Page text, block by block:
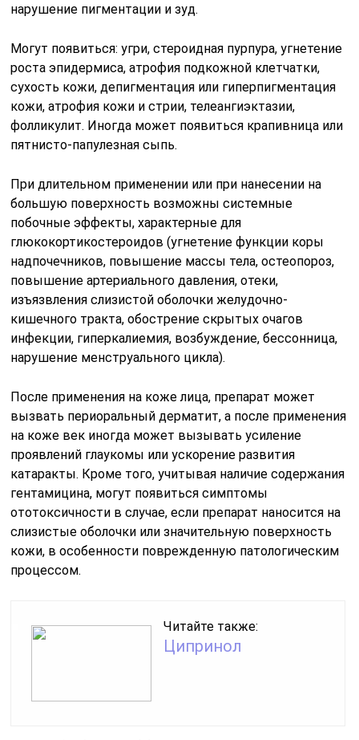
нарушение пигментации и зуд.
Могут появиться: угри, стероидная пурпура, угнетение
роста эпидермиса, атрофия подкожной клетчатки,
сухость кожи, депигментация или гиперпигментация
кожи, атрофия кожи и стрии, телеангиэктазии,
фолликулит. Иногда может появиться крапивница или
пятнисто-папулезная сыпь.
При длительном применении или при нанесении на
большую поверхность возможны системные
побочные эффекты, характерные для
глюкокортикостероидов (угнетение функции коры
надпочечников, повышение массы тела, остеопороз,
повышение артериального давления, отеки,
изъязвления слизистой оболочки желудочно-
кишечного тракта, обострение скрытых очагов
инфекции, гиперкалиемия, возбуждение, бессонница,
нарушение менструального цикла).
После применения на коже лица, препарат может
вызвать периоральный дерматит, а после применения
на коже век иногда может вызывать усиление
проявлений глаукомы или ускорение развития
катаракты. Кроме того, учитывая наличие содержания
гентамицина, могут появиться симптомы
ототоксичности в случае, если препарат наносится на
слизистые оболочки или значительную поверхность
кожи, в особенности поврежденную патологическим
процессом.
Читайте также:
Ципринол